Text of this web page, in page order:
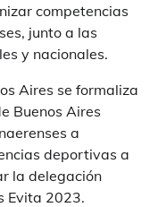
competencias
junto a las
y nacionales.
Aires se formaliza
Buenos Aires
a
deportivas a
la delegación
Evita 2023.